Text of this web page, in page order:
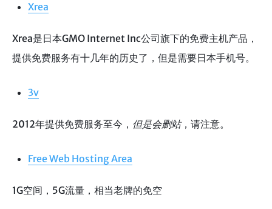
Xrea
Xrea是日本GMO Internet Inc公司旗下的免费主机产品，
提供免费服务有十几年的历史了，但是需要日本手机号。
3v
2012年提供免费服务至今， 但是会删站，请注意。
Free Web Hosting Area
1G空间，5G流量，相当老牌的免空